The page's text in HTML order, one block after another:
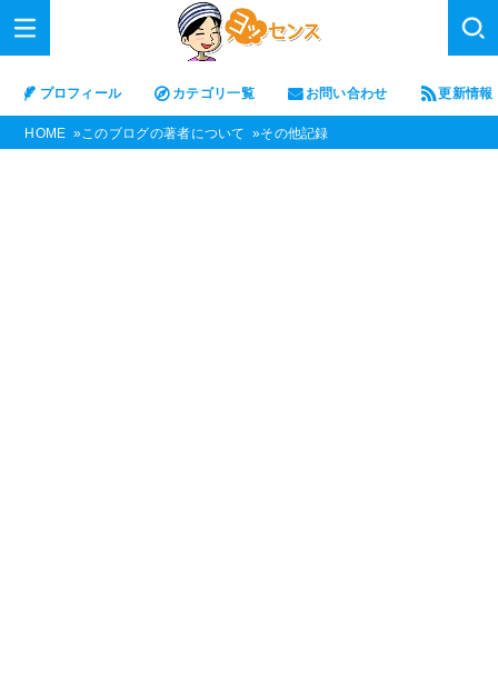
プロフィール カテゴリ一覧 お問い合わせ 更新情報
HOME このブログの著者について その他記録